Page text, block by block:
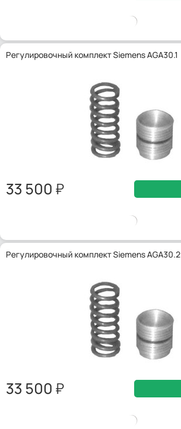
Регулировочный комплект Siemens AGA30.1
33 500
Регулировочный комплект Siemens AGA30.2
33 500